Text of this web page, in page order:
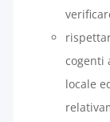
cogenti
locale